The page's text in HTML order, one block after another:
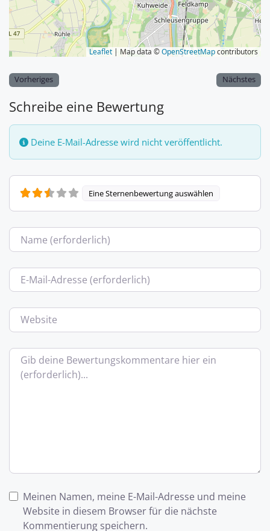
Leaflet | Map data ©OpenStreetMapcontributors
Vorheriges Nächstes
Schreibe eine Bewertung
Deine E-Mail-Adresse wird nicht veröffentlicht.
Eine Sternenbewertung auswählen
Name
E-Mail
Website
Bewertungstext
Meinen Namen, meine E-Mail-Adresse und meine
Website in diesem Browser für die nächste
Kommentierung speichern.